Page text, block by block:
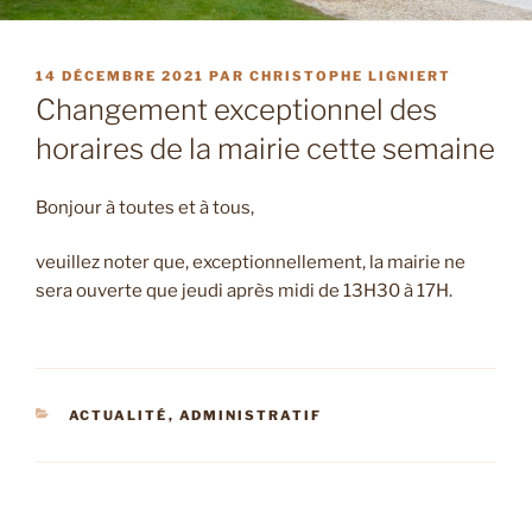
PUBLIÉ
LE
14 DÉCEMBRE 2021 PAR CHRISTOPHE LIGNIERT
Changement exceptionnel des
horaires de la mairie cette semaine
Bonjour à toutes et à tous,
veuillez noter que, exceptionnellement, la mairie ne
sera ouverte que jeudi après midi de 13H30 à 17H.
CATÉGORIES
ACTUALITÉ , ADMINISTRATIF